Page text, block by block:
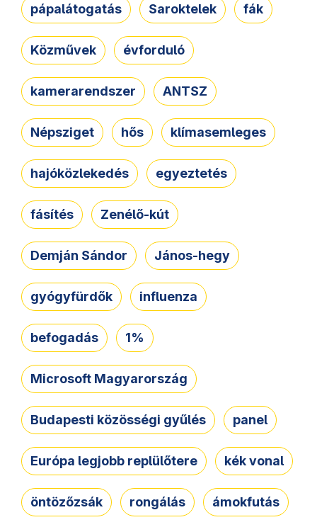
pápalátogatás Saroktelek fák
Közművek évforduló
kamerarendszer ANTSZ
Népsziget hős klímasemleges
hajóközlekedés egyeztetés
fásítés Zenélő-kút
Demján Sándor János-hegy
gyógyfürdők influenza
befogadás 1%
Microsoft Magyarország
Budapesti közösségi gyűlés panel
Európa legjobb replülőtere kék vonal
öntözőzsák rongálás ámokfutás